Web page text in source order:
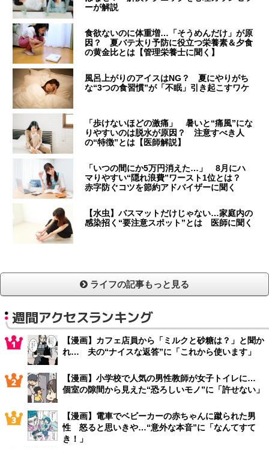
ーが解説
食欲ないのに体重増…「そうめんだけ」が原
因？ 夏バテ太り予防に役立つ栄養素＆夕食
の黄金比とは【管理栄養士に聞く】
風呂上がりのアイスはNG？ 夏にやりがち
な“3つの食習慣”が「不眠」引き起こすワケ
「歩けないほどの激痛」 暑いと“痛風”にな
りやすいのは脱水が原因？ 注意すべき人
の“特徴”とは【医師解説】
「いつの間にか5万円消えた…」 8月にハ
マりやすい“隠れ浪費”ワースト1位とは？
赤字防ぐコツを節約アドバイザーに聞く
【水虫】バスマットだけじゃない…家庭内の
感染招く“要注意スポット”とは 医師に聞く
ライフの記事もっと見る
週間アクセスランキング
【漫画】カフェ店員から「ミルクと砂糖は？」と聞か
れ… 夫の“ナイスな返答”に「これから使います」
【漫画】小学校で人気の男性教師が女子トイレに…
個室の隙間から見えた“恐ろしいモノ”に「許せない」
【漫画】電車でベビーカーの赤ちゃんに蹴られた男
性 怒ると思いきや…“意外な本音”に「なんてすて
き！」